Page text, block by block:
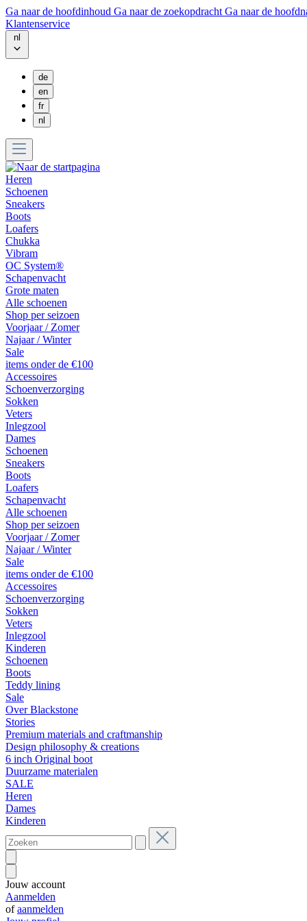
Ga naar de hoofdinhoud Ga naar de zoekopdracht Ga naar de
Klantenservice
nl
de
en
fr
nl
Heren
Schoenen
Sneakers
Boots
Loafers
Chukka
Vibram
OC System®
Schapenvacht
Grote maten
Alle schoenen
Shop per seizoen
Voorjaar / Zomer
Najaar / Winter
Sale
items onder de €100
Accessoires
Schoenverzorging
Sokken
Veters
Inlegzool
Dames
Schoenen
Sneakers
Boots
Loafers
Schapenvacht
Alle schoenen
Shop per seizoen
Voorjaar / Zomer
Najaar / Winter
Sale
items onder de €100
Accessoires
Schoenverzorging
Sokken
Veters
Inlegzool
Kinderen
Schoenen
Boots
Teddy lining
Sale
Over Blackstone
Stories
Premium materials and craftmanship
Design philosophy & creations
6 inch Original boot
Duurzame materialen
SALE
Heren
Dames
Kinderen
Jouw account
Aanmelden
ofaanmelden